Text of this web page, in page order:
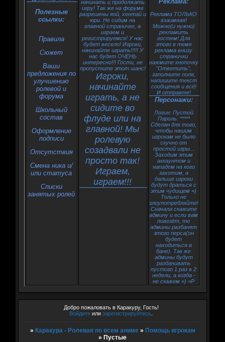
Полезные
ссылки:
Правила
Сюжет
Ваши
предложения по
улучшению
ролевой и
форума
Школьный
состав
Оформление
подписи
Oтсутствия
Смена ника и/
или статуса
Списки
занятых ролей
начинать и продолжать
игру! Так же на форуме
разрешены яой, хентай и
юри. Не сидим на
главной страничке, а
играем и
регистрируемся! У нас
будет весело! Игроки,
начинайте играть!!!!! У
нас будет ОЧЕНЬ
интересно!!! Гости, не
пропустите этот шанс!
Игроки,
начинайте
играть, а не
сидите во
флуде или на
главной! Мы
ролевую
созадвали не
просто так!
Играем,
играем!!!
Реклама ТОЛЬКО
взаимная!
Можно(и нужно)
рекламить
гостем! Для
этого в теме
реклама внизу
странички
нажмите кнопочку
"Ответить",
заполните поля,
напишите текст
сообщения и всё!
И отправте!
Персонажи:
Логин: Пустой
Пароль: *****
Сделан для того,
чтобы нашим
игрокам не было
скучно от
простой игры...
Заходим этим
аккаунтом и
нападем на кого
захотим, а
дальше игроки
будут драться с
этим чудищем =)
Только не
злоупотребляйте!
Сначала скажите
админу и если вам
повезёт, то
админы разбанят
этого перса(он
будет
находиться в
бане). Так же
админы будут
разбанивать
пустого 1 раз в 2
недели, а когда -
не скажем =) =P
Добро пожаловать в Каракуру, Гость!
Войдите илизарегистрируйтесь
» Каракура - Ролевая по всем аниме » Помощь игрокам
» Пустые